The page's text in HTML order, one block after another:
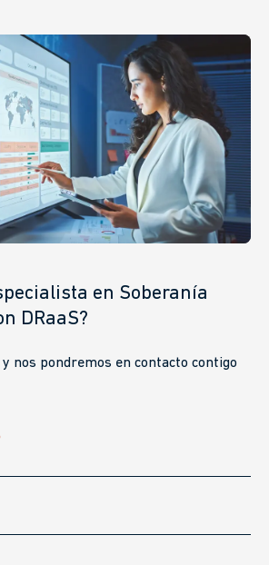
en Soberanía
DRaaS?
nos pondremos en contacto contigo